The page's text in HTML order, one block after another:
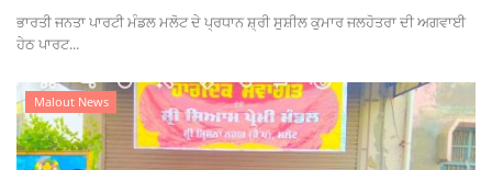
ਭਾਰਤੀ ਜਨਤਾ ਪਾਰਟੀ ਮੰਡਲ ਮਲੋਟ ਦੇ ਪ੍ਰਧਾਨ ਸ਼੍ਰੀ ਸੁਸ਼ੀਲ ਕੁਮਾਰ ਜਲਹੋਤਰਾ ਦੀ ਅਗਵਾਈ
ਹੇਠ ਪਾਰਟ...
Malout News